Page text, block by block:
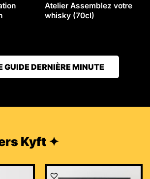
Atelier Assemblez votre
whisky (70cl)
GUIDE DERNIÈRE MINUTE
Kyft ✦